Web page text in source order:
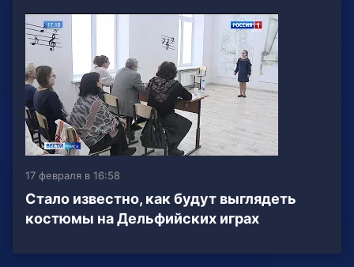
17 февраля в 16:58
Стало известно, как будут выглядеть
костюмы на Дельфийских играх